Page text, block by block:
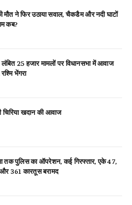
मौत ने फिर उठाया सवाल, चैकडैम और नदी घाटों
कब?
25 हजार मामलों पर विधानसभा में आवाज
भेंगरा
खदान की आवाज
तक पुलिस का ऑपरेशन, कई गिरफ्तार, एके 47,
361 कारतूस बरामद